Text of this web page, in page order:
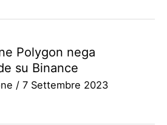
Polygon nega
su Binance
/ 7 Settembre 2023